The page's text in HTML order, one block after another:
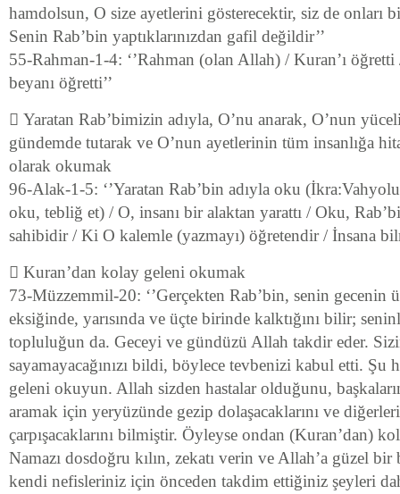
hamdolsun, O size ayetlerini gösterecektir, siz de onları
Senin Rab’bin yaptıklarınızdan gafil değildir’’
55-Rahman-1-4: ‘’Rahman (olan Allah) / Kuran’ı öğretti
beyanı öğretti’’
 Yaratan Rab’bimizin adıyla, O’nu anarak, O’nun
gündemde tutarak ve O’nun ayetlerinin tüm insanlığa
olarak okumak
96-Alak-1-5: ‘’Yaratan Rab’bin adıyla oku
oku, tebliğ et) / O, insanı bir alaktan yarattı / Oku,
sahibidir / Ki O kalemle (yazmayı) öğretendir / İnsana
 Kuran’dan kolay geleni okumak
73-Müzzemmil-20: ‘’Gerçekten Rab’bin, senin gecenin
eksiğinde, yarısında ve üçte birinde kalktığını bilir;
topluluğun da. Geceyi ve gündüzü Allah takdir eder.
sayamayacağınızı bildi, böylece tevbenizi kabul etti. Şu
geleni okuyun. Allah sizden hastalar olduğunu,
aramak için yeryüzünde gezip dolaşacaklarını ve
çarpışacaklarını bilmiştir. Öyleyse ondan (Kuran’dan)
Namazı dosdoğru kılın, zekatı verin ve Allah’a güzel
kendi nefisleriniz için önceden takdim ettiğiniz şeyleri